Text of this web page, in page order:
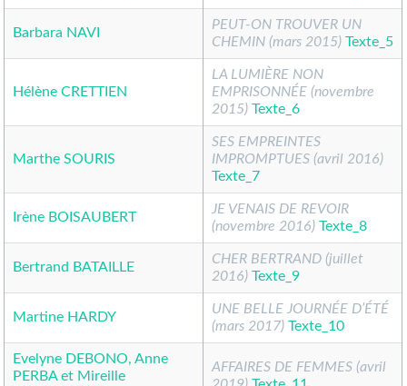
Barbara NAVI
PEUT-ON TROUVER UN
CHEMIN (mars 2015) Texte_5
Hélène CRETTIEN
LA LUMIÈRE NON
EMPRISONNÉE (novembre
2015) Texte_6
Marthe SOURIS
SES EMPREINTES
IMPROMPTUES (avril 2016)
Texte_7
Irène BOISAUBERT
JE VENAIS DE REVOIR
(novembre 2016) Texte_8
Bertrand BATAILLE
CHER BERTRAND (juillet
2016) Texte_9
Martine HARDY
UNE BELLE JOURNÉE D’ÉTÉ
(mars 2017)Texte_10
Evelyne DEBONO, Anne
PERBA et Mireille
AFFAIRES DE FEMMES (avril